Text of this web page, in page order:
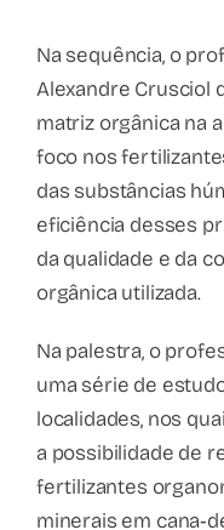
Na sequência, o
Alexandre Crusciol
matriz orgânica na
foco nos
das substâncias
eficiência desses
da qualidade e da
orgânica utilizada.
Na palestra, o
uma série de
localidades, nos
a possibilidade de
fertilizantes
minerais em cana‑